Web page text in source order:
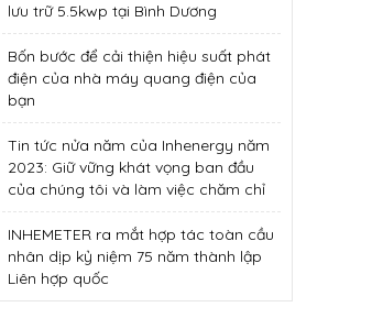
lưu trữ 5.5kwp tại Bình Dương
Bốn bước để cải thiện hiệu suất phát
điện của nhà máy quang điện của
bạn
Tin tức nửa năm của Inhenergy năm
2023: Giữ vững khát vọng ban đầu
của chúng tôi và làm việc chăm chỉ
INHEMETER ra mắt hợp tác toàn cầu
nhân dịp kỷ niệm 75 năm thành lập
Liên hợp quốc